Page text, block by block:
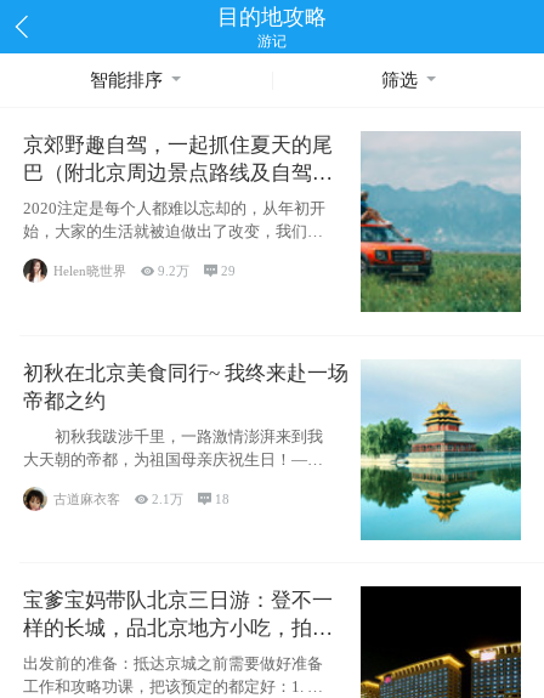
目的地攻略
游记
智能排序 筛选
京郊野趣自驾，一起抓住夏天的尾
巴（附北京周边景点路线及自驾攻
略）
2020注定是每个人都难以忘却的，从年初开
始，大家的生活就被迫做出了改变，我们也
不例外。本来双双辞职是为
Helen晓世界 9.2万 29
初秋在北京美食同行~ 我终来赴一场
帝都之约
初秋我跋涉千里，一路激情澎湃来到我
大天朝的帝都，为祖国母亲庆祝生日！——
古道麻衣客 2.1万  18
宝爹宝妈带队北京三日游：登不一
样的长城，品北京地方小吃，拍盘
古七星夜景！
出发前的准备：抵达京城之前需要做好准备
工作和攻略功课，把该预定的都定好：1. 酒